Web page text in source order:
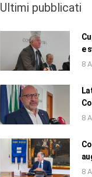
Ultimi pubblicati
e
8
8
8